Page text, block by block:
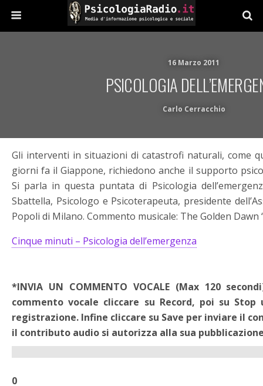
16 Marzo 2011
PSICOLOGIA
Carlo Cerracchio
Gli interventi in situazioni di catastrofi naturali, come
giorni fa il Giappone, richiedono anche il supporto
Si parla in questa puntata di Psicologia
Sbattella, Psicologo e Psicoterapeuta, presidente
Popoli di Milano. Commento musicale: The Golden Dawn
Cinque minuti – Psicologia dell’emergenza
*INVIA UN COMMENTO VOCALE (Max 120
commento vocale cliccare su Record, poi su
registrazione. Infine cliccare su Save per inviare il
il contributo audio si autorizza alla sua
0